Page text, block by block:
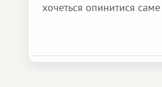
хочеться опинитися